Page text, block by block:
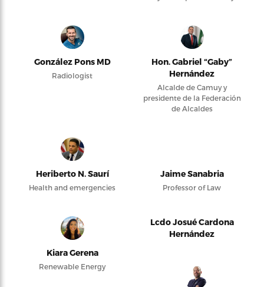
González Pons MD
Radiologist
Hon. Gabriel “Gaby”
Hernández
Alcalde de Camuy y
presidente de la Federación
de Alcaldes
Heriberto N. Saurí
Health and emergencies
Jaime Sanabria
Professor of Law
Kiara Gerena
Renewable Energy
Lcdo Josué Cardona
Hernández